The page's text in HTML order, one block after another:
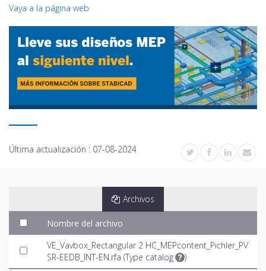
Vaya a la página web
Última actualización : 07-08-2024
Archivos
Nombre del archivo
VE_Vavbox_Rectangular 2 HC_MEPcontent_Pichler_PV
SR-EEDB_INT-EN.rfa (Type catalog )